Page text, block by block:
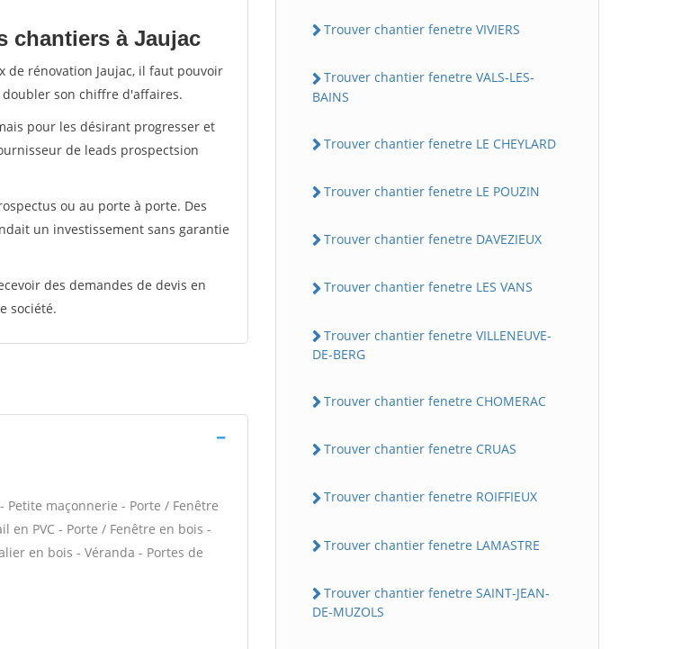
chantiers à Jaujac
rénovation Jaujac, il faut pouvoir
son chiffre d'affaires.
pour les désirant progresser et
de leads prospectsion
ou au porte à porte. Des
un investissement sans garantie
des demandes de devis en
société.
Petite maçonnerie - Porte / Fenêtre
en PVC - Porte / Fenêtre en bois -
en bois - Véranda - Portes de
Trouver chantier fenetre VIVIERS
Trouver chantier fenetre VALS-LES-
BAINS
Trouver chantier fenetre LE CHEYLARD
Trouver chantier fenetre LE POUZIN
Trouver chantier fenetre DAVEZIEUX
Trouver chantier fenetre LES VANS
Trouver chantier fenetre VILLENEUVE-
DE-BERG
Trouver chantier fenetre CHOMERAC
Trouver chantier fenetre CRUAS
Trouver chantier fenetre ROIFFIEUX
Trouver chantier fenetre LAMASTRE
Trouver chantier fenetre SAINT-JEAN-
DE-MUZOLS